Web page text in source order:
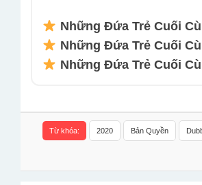
Những Đứa Trẻ Cuối
Những Đứa Trẻ Cuối
Những Đứa Trẻ Cuối
Từ khóa: 2020 Bản Quyền